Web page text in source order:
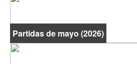
Partidas de mayo (2026)